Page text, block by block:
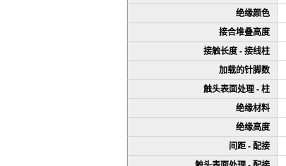
绝缘颜色
接合堆叠高度
接触长度 - 接线柱
加载的针脚数
触头表面处理 - 柱
绝缘材料
绝缘高度
间距 - 配接